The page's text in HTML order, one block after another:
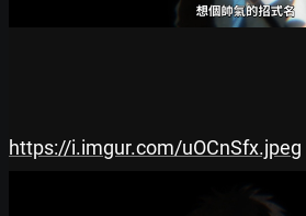
https://i.imgur.com/uOCnSfx.jpeg